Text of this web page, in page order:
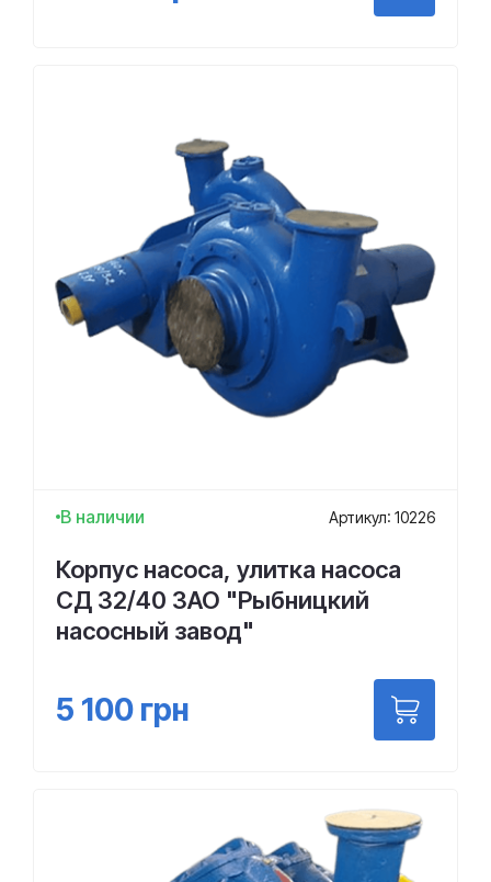
В наличии Артикул: 10226
Корпус насоса, улитка насоса
СД 32/40 ЗАО "Рыбницкий
насосный завод"
5 100 грн